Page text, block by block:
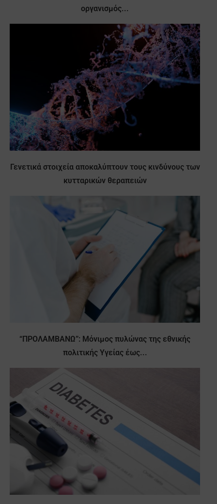
οργανισμός...
Γενετικά στοιχεία αποκαλύπτουν τους κινδύνους των
κυτταρικών θεραπειών
“ΠΡΟΛΑΜΒΑΝΩ”: Μόνιμος πυλώνας της εθνικής
πολιτικής Υγείας έως...